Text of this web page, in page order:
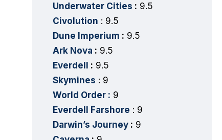
Underwater Cities : 9.5
Civolution : 9.5
Dune Imperium : 9.5
Ark Nova : 9.5
Everdell : 9.5
Skymines : 9
World Order : 9
Everdell Farshore : 9
Darwin’s Journey: 9